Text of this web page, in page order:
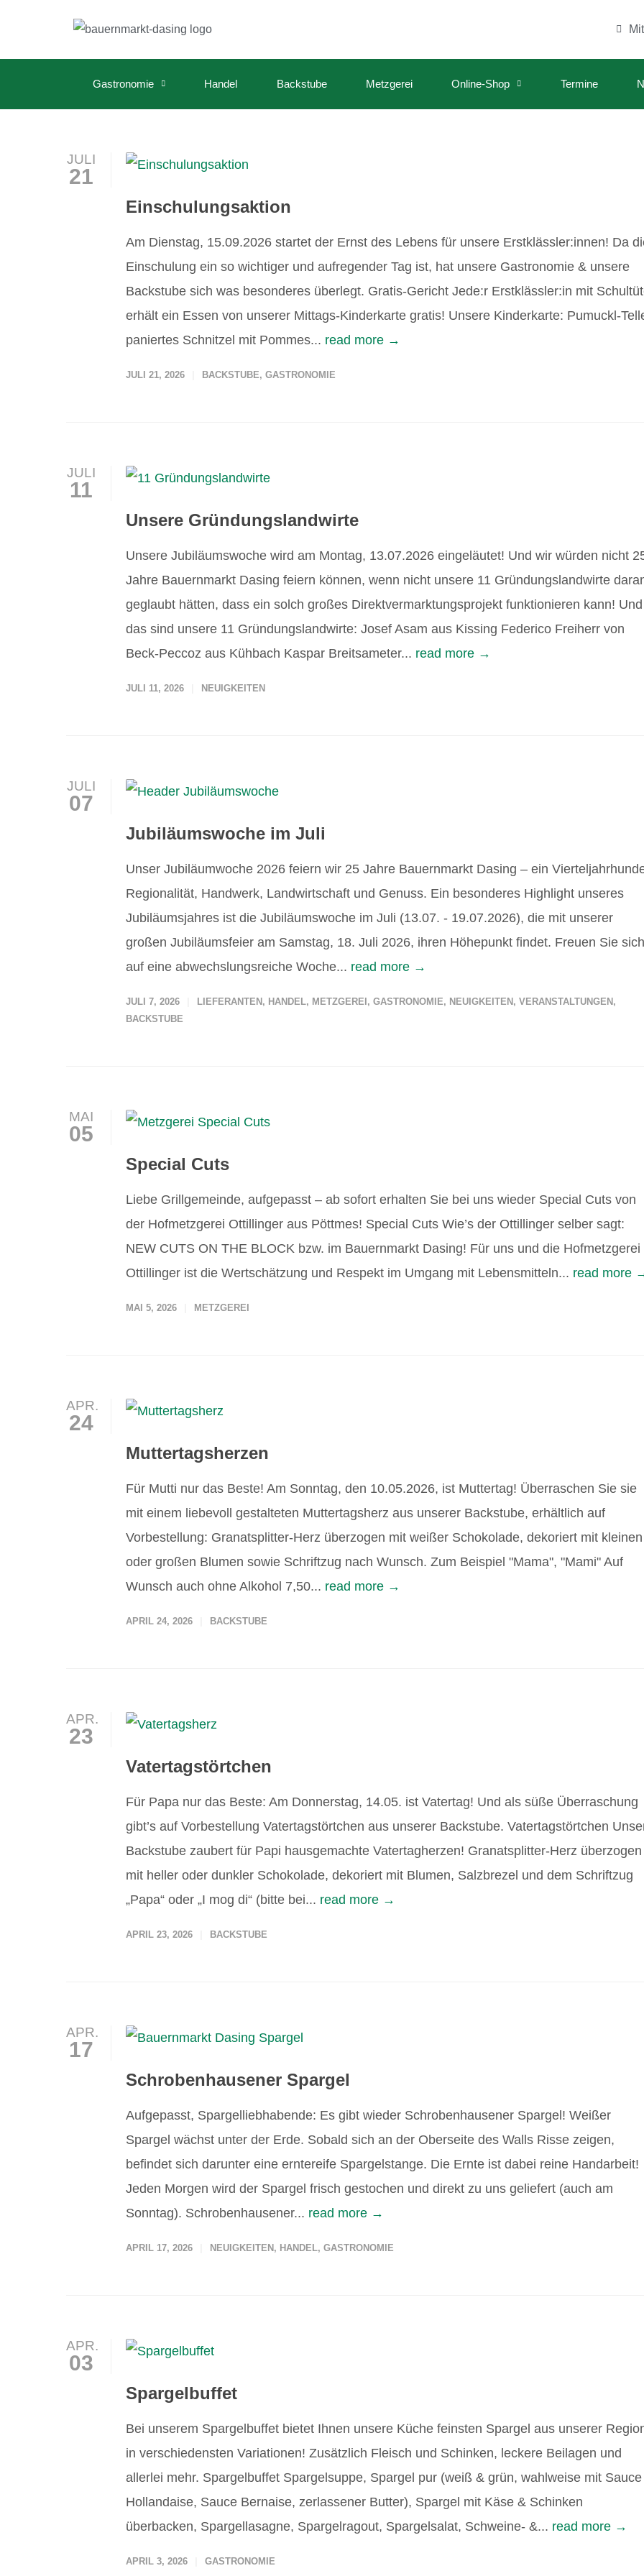
Gastronomie Handel Backstube Metzgerei Online-Shop Termine
JULI
21
Einschulungsaktion
Am Dienstag, 15.09.2026 startet der Ernst des Lebens für unsere Erstklässler:innen! Da
Einschulung ein so wichtiger und aufregender Tag ist, hat unsere Gastronomie & unsere
Backstube sich was besonderes überlegt. Gratis-Gericht Jede:r Erstklässler:in mit
erhält ein Essen von unserer Mittags-Kinderkarte gratis! Unsere Kinderkarte: Pumuckl-
paniertes Schnitzel mit Pommes... read more →
JULI 21, 2026 BACKSTUBE, GASTRONOMIE
JULI
11
Unsere Gründungslandwirte
Unsere Jubiläumswoche wird am Montag, 13.07.2026 eingeläutet! Und wir würden nicht
Jahre Bauernmarkt Dasing feiern können, wenn nicht unsere 11 Gründungslandwirte
geglaubt hätten, dass ein solch großes Direktvermarktungsprojekt funktionieren kann! Und
das sind unsere 11 Gründungslandwirte: Josef Asam aus Kissing Federico Freiherr von
Beck-Peccoz aus Kühbach Kaspar Breitsameter... read more →
JULI 11, 2026 NEUIGKEITEN
JULI
07
Jubiläumswoche im Juli
Unser Jubiläumwoche 2026 feiern wir 25 Jahre Bauernmarkt Dasing – ein
Regionalität, Handwerk, Landwirtschaft und Genuss. Ein besonderes Highlight unseres
Jubiläumsjahres ist die Jubiläumswoche im Juli (13.07. - 19.07.2026), die mit unserer
großen Jubiläumsfeier am Samstag, 18. Juli 2026, ihren Höhepunkt findet. Freuen Sie sich
auf eine abwechslungsreiche Woche... read more →
JULI 7, 2026 LIEFERANTEN , HANDEL, METZGEREI , GASTRONOMIE, NEUIGKEITEN , VERANSTALTUNGEN ,
BACKSTUBE
MAI
05
Special Cuts
Liebe Grillgemeinde, aufgepasst – ab sofort erhalten Sie bei uns wieder Special Cuts von
der Hofmetzgerei Ottillinger aus Pöttmes! Special Cuts Wie’s der Ottillinger selber sagt:
NEW CUTS ON THE BLOCK bzw. im Bauernmarkt Dasing! Für uns und die Hofmetzgerei
Ottillinger ist die Wertschätzung und Respekt im Umgang mit Lebensmitteln... read more
MAI 5, 2026 METZGEREI
APR.
24
Muttertagsherzen
Für Mutti nur das Beste! Am Sonntag, den 10.05.2026, ist Muttertag! Überraschen Sie sie
mit einem liebevoll gestalteten Muttertagsherz aus unserer Backstube, erhältlich auf
Vorbestellung: Granatsplitter-Herz überzogen mit weißer Schokolade, dekoriert mit kleinen
oder großen Blumen sowie Schriftzug nach Wunsch. Zum Beispiel "Mama", "Mami" Auf
Wunsch auch ohne Alkohol 7,50... read more →
APRIL 24, 2026 BACKSTUBE
APR.
23
Vatertagstörtchen
Für Papa nur das Beste: Am Donnerstag, 14.05. ist Vatertag! Und als süße Überraschung
gibt’s auf Vorbestellung Vatertagstörtchen aus unserer Backstube. Vatertagstörtchen
Backstube zaubert für Papi hausgemachte Vatertagherzen! Granatsplitter-Herz überzogen
mit heller oder dunkler Schokolade, dekoriert mit Blumen, Salzbrezel und dem Schriftzug
„Papa“ oder „I mog di“ (bitte bei... read more →
APRIL 23, 2026 BACKSTUBE
APR.
17
Schrobenhausener Spargel
Aufgepasst, Spargelliebhabende: Es gibt wieder Schrobenhausener Spargel! Weißer
Spargel wächst unter der Erde. Sobald sich an der Oberseite des Walls Risse zeigen,
befindet sich darunter eine erntereife Spargelstange. Die Ernte ist dabei reine Handarbeit!
Jeden Morgen wird der Spargel frisch gestochen und direkt zu uns geliefert (auch am
Sonntag). Schrobenhausener... read more →
APRIL 17, 2026 NEUIGKEITEN , HANDEL, GASTRONOMIE
APR.
03
Spargelbuffet
Bei unserem Spargelbuffet bietet Ihnen unsere Küche feinsten Spargel aus unserer
in verschiedensten Variationen! Zusätzlich Fleisch und Schinken, leckere Beilagen und
allerlei mehr. Spargelbuffet Spargelsuppe, Spargel pur (weiß & grün, wahlweise mit Sauce
Hollandaise, Sauce Bernaise, zerlassener Butter), Spargel mit Käse & Schinken
überbacken, Spargellasagne, Spargelragout, Spargelsalat, Schweine- &... read more →
APRIL 3, 2026 GASTRONOMIE